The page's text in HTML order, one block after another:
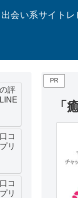
出会い系サイトレ
PR
「
評
コ
リ
コ
リ